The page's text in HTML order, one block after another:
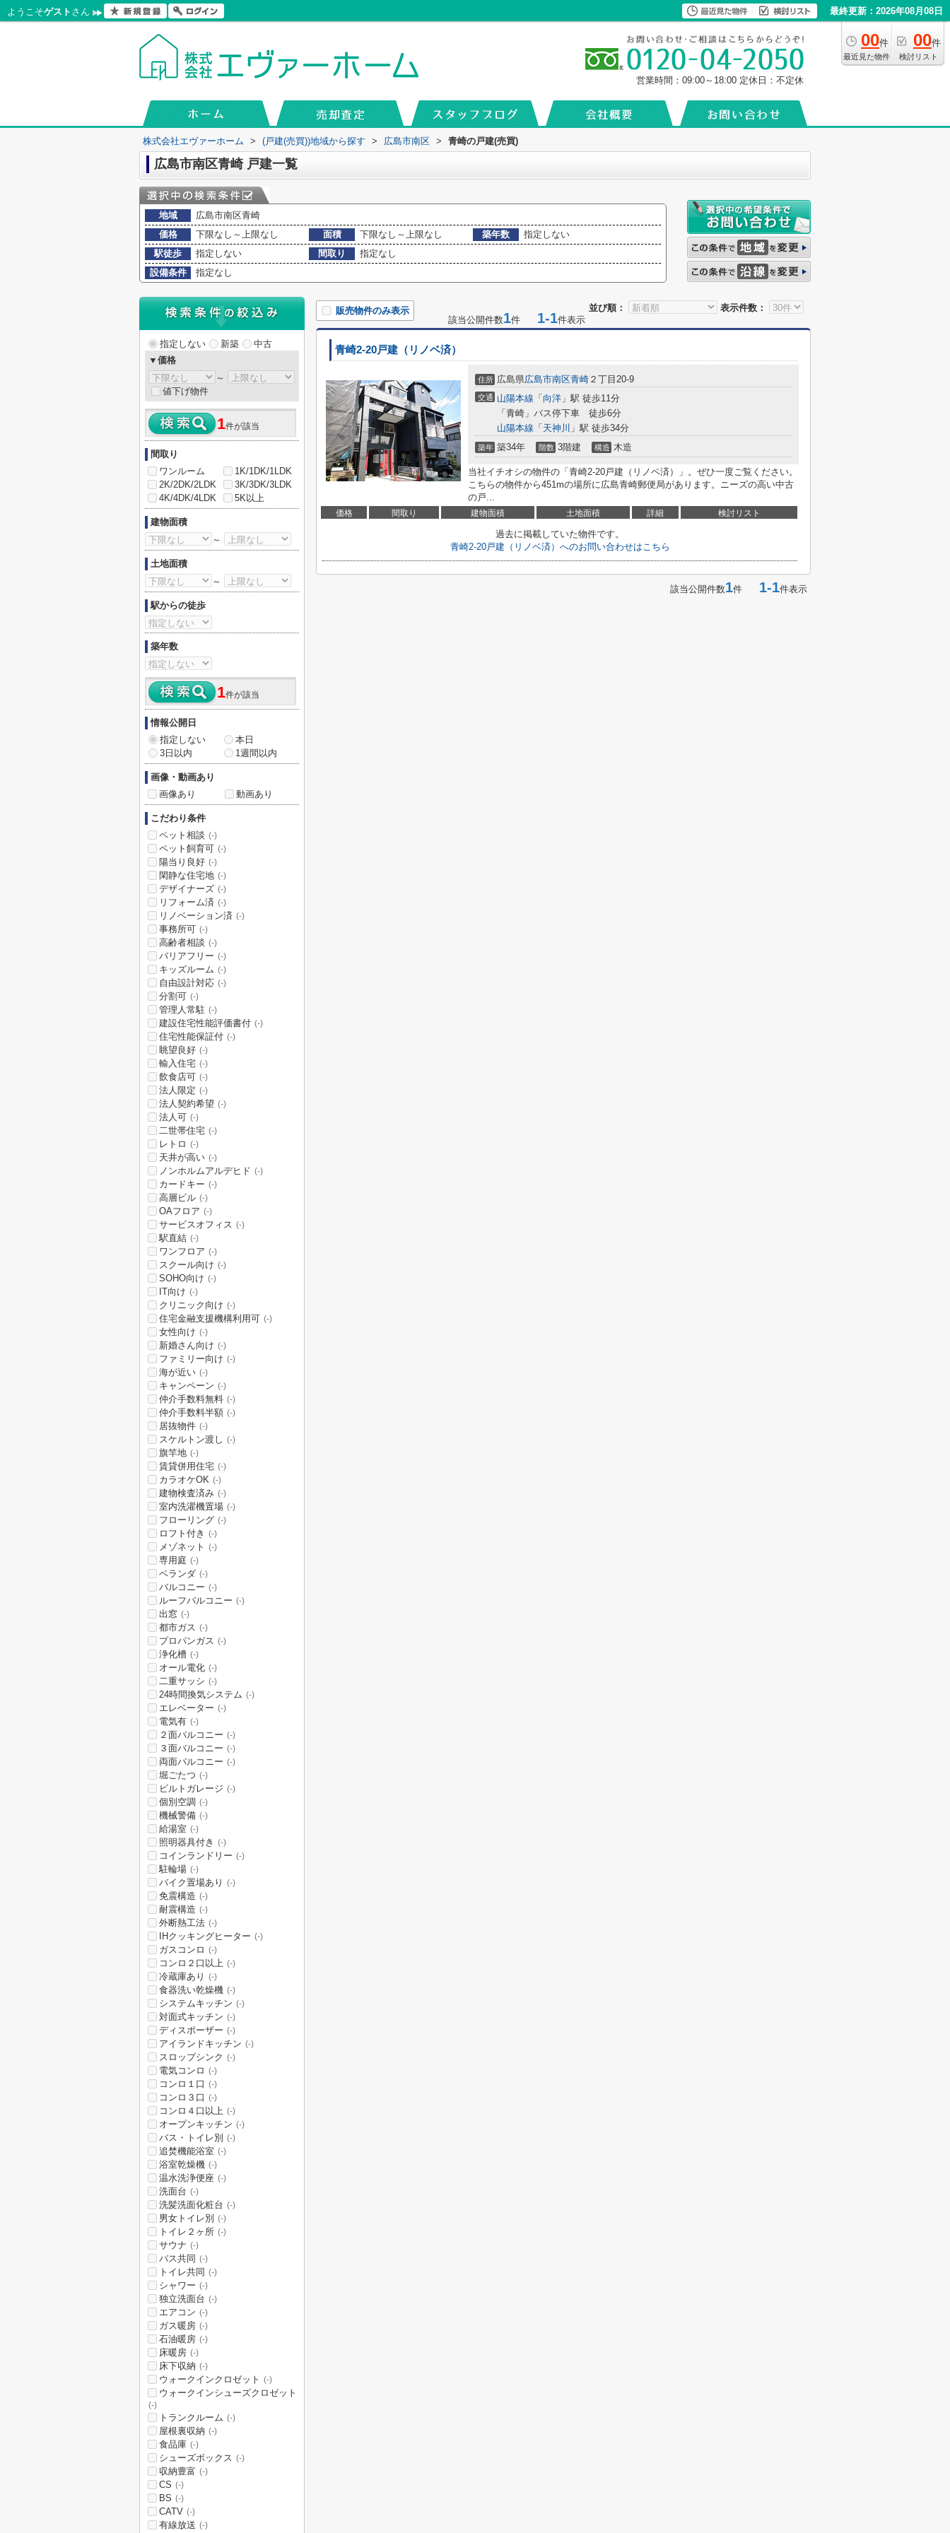
ようこそゲスト さん 最終更新：2026年08月08日
00件
最近見た物件
00件
検討リスト
営業時間：09:00～18:00 定休日：不定休
株式会社エヴァーホーム > (戸建(売買))地域から探す > 広島市南区 > 青崎の戸建(売買)
広島市南区青崎 戸建一覧
地域
広島市南区青崎
価格
下限なし～上限なし 面積 下限なし～上限なし 築年数
指定しない
駅徒歩
指定しない 間取り
指定なし
設備条件
指定なし
並び順： 表示件数：
販売物件のみ表示
該当公開件数1件 1-1件表示
青崎2-20戸建（リノベ済）
住所 広島県広島市南区青崎 ２丁目20-9
交通 山陽本線 「 向洋 」駅 徒歩11分
「青崎」バス停下車 徒歩6分
山陽本線 「 天神川 」駅 徒歩34分
築年 築34年 階数 3階建 構造 木造
当社イチオシの物件の「青崎2-20戸建（リノベ済）」。ぜひ一度ご覧ください。
こちらの物件から451mの場所に広島青崎郵便局があります。ニーズの高い中古
の戸...
価格 間取り 建物面積 土地面積 詳細 検討リスト
過去に掲載していた物件です。
青崎2-20戸建（リノベ済）へのお問い合わせはこちら
該当公開件数1件 1-1件表示
指定しない 新築
中古
▼価格
～
値下げ物件
1件が該当
間取り
ワンルーム
1K/1DK/1LDK
2K/2DK/2LDK
3K/3DK/3LDK
4K/4DK/4LDK
5K以上
建物面積
～
土地面積
～
駅からの徒歩
築年数
1件が該当
情報公開日
指定しない
本日
3日以内
1週間以内
画像・動画あり
画像あり
動画あり
こだわり条件
ペット相談 (-)
ペット飼育可 (-)
陽当り良好 (-)
閑静な住宅地 (-)
デザイナーズ (-)
リフォーム済 (-)
リノベーション済 (-)
事務所可 (-)
高齢者相談 (-)
バリアフリー (-)
キッズルーム (-)
自由設計対応 (-)
分割可 (-)
管理人常駐 (-)
建設住宅性能評価書付 (-)
住宅性能保証付 (-)
眺望良好 (-)
輸入住宅 (-)
飲食店可 (-)
法人限定 (-)
法人契約希望 (-)
法人可 (-)
二世帯住宅 (-)
レトロ (-)
天井が高い (-)
ノンホルムアルデヒド (-)
カードキー (-)
高層ビル (-)
OAフロア (-)
サービスオフィス (-)
駅直結 (-)
ワンフロア (-)
スクール向け (-)
SOHO向け (-)
IT向け (-)
クリニック向け (-)
住宅金融支援機構利用可 (-)
女性向け (-)
新婚さん向け (-)
ファミリー向け (-)
海が近い (-)
キャンペーン (-)
仲介手数料無料 (-)
仲介手数料半額 (-)
居抜物件 (-)
スケルトン渡し (-)
旗竿地 (-)
賃貸併用住宅 (-)
カラオケOK (-)
建物検査済み (-)
室内洗濯機置場 (-)
フローリング (-)
ロフト付き (-)
メゾネット (-)
専用庭 (-)
ベランダ (-)
バルコニー (-)
ルーフバルコニー (-)
出窓 (-)
都市ガス (-)
プロパンガス (-)
浄化槽 (-)
オール電化 (-)
二重サッシ (-)
24時間換気システム (-)
エレベーター (-)
電気有 (-)
２面バルコニー (-)
３面バルコニー (-)
両面バルコニー (-)
堀ごたつ (-)
ビルトガレージ (-)
個別空調 (-)
機械警備 (-)
給湯室 (-)
照明器具付き (-)
コインランドリー (-)
駐輪場 (-)
バイク置場あり (-)
免震構造 (-)
耐震構造 (-)
外断熱工法 (-)
IHクッキングヒーター (-)
ガスコンロ (-)
コンロ２口以上 (-)
冷蔵庫あり (-)
食器洗い乾燥機 (-)
システムキッチン (-)
対面式キッチン (-)
ディスポーザー (-)
アイランドキッチン (-)
スロップシンク (-)
電気コンロ (-)
コンロ１口 (-)
コンロ３口 (-)
コンロ４口以上 (-)
オープンキッチン (-)
バス・トイレ別 (-)
追焚機能浴室 (-)
浴室乾燥機 (-)
温水洗浄便座 (-)
洗面台 (-)
洗髪洗面化粧台 (-)
男女トイレ別 (-)
トイレ２ヶ所 (-)
サウナ (-)
バス共同 (-)
トイレ共同 (-)
シャワー (-)
独立洗面台 (-)
エアコン (-)
ガス暖房 (-)
石油暖房 (-)
床暖房 (-)
床下収納 (-)
ウォークインクロゼット (-)
ウォークインシューズクロゼット
(-)
トランクルーム (-)
屋根裏収納 (-)
食品庫 (-)
シューズボックス (-)
収納豊富 (-)
CS (-)
BS (-)
CATV (-)
有線放送 (-)